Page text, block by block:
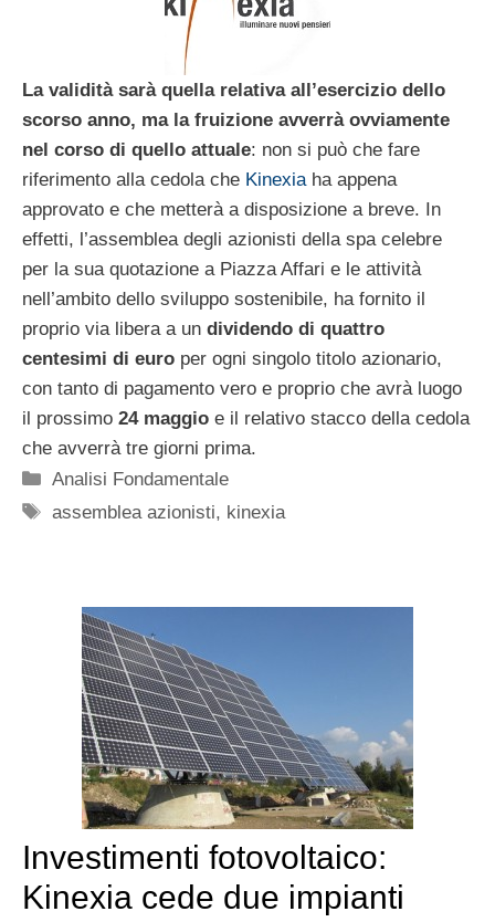
La validità sarà quella relativa all’esercizio dello
scorso anno, ma la fruizione avverrà ovviamente
nel corso di quello attuale: non si può che fare
riferimento alla cedola che Kinexiaha appena
approvato e che metterà a disposizione a breve. In
effetti, l’assemblea degli azionisti della spa celebre
per la sua quotazione a Piazza Affari e le attività
nell’ambito dello sviluppo sostenibile, ha fornito il
proprio via libera a un dividendo di quattro
centesimi di euro per ogni singolo titolo azionario,
con tanto di pagamento vero e proprio che avrà luogo
il prossimo 24 maggio e il relativo stacco della cedola
che avverrà tre giorni prima.
Categorie
Analisi Fondamentale
Tag
assemblea azionisti, kinexia
Investimenti fotovoltaico:
Kinexia cede due impianti